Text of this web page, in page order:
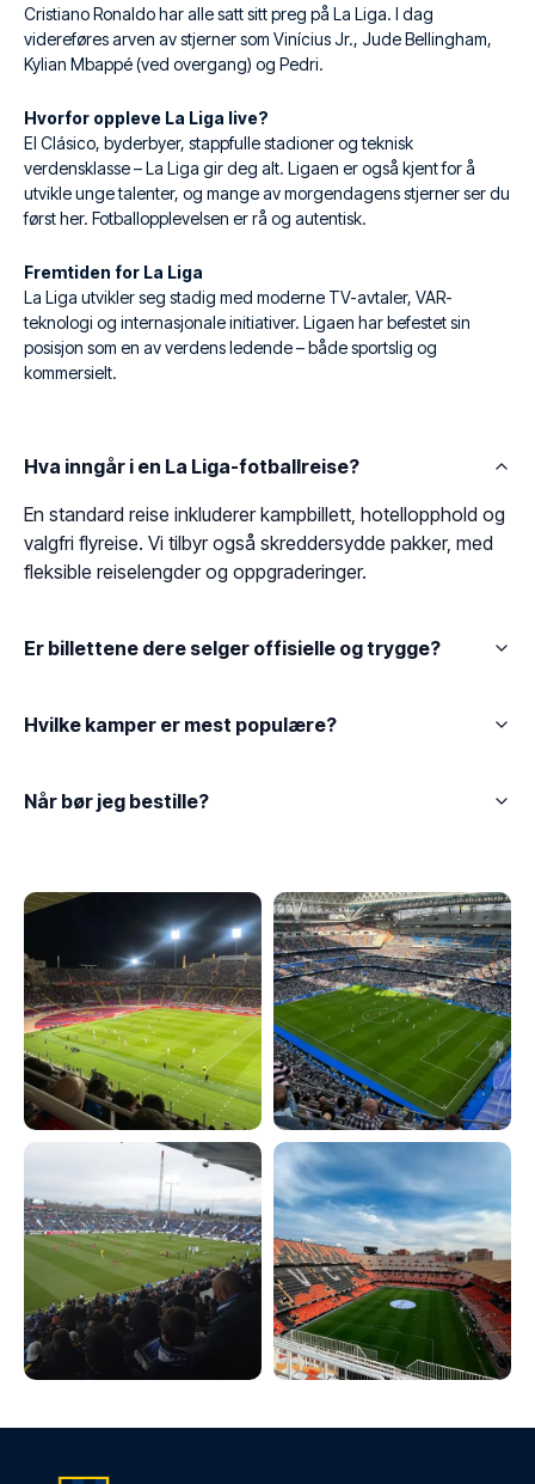
Cristiano Ronaldo har alle satt sitt preg på La Liga. I dag
videreføres arven av stjerner som Vinícius Jr., Jude Bellingham,
Kylian Mbappé (ved overgang) og Pedri.
Hvorfor oppleve La Liga live?
El Clásico, byderbyer, stappfulle stadioner og teknisk
verdensklasse – La Liga gir deg alt. Ligaen er også kjent for å
utvikle unge talenter, og mange av morgendagens stjerner ser du
først her. Fotballopplevelsen er rå og autentisk.
Fremtiden for La Liga
La Liga utvikler seg stadig med moderne TV-avtaler, VAR-
teknologi og internasjonale initiativer. Ligaen har befestet sin
posisjon som en av verdens ledende – både sportslig og
kommersielt.
Hva inngår i en La Liga-fotballreise?
En standard reise inkluderer kampbillett, hotellopphold og
valgfri flyreise. Vi tilbyr også skreddersydde pakker, med
fleksible reiselengder og oppgraderinger.
Er billettene dere selger offisielle og trygge?
Hvilke kamper er mest populære?
Når bør jeg bestille?